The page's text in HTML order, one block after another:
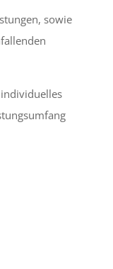
sowie